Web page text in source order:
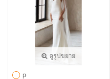
ดูรูปขยาย
p